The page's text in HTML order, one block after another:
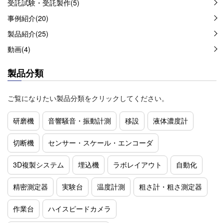
受託試験・受託製作(5)
事例紹介(20)
製品紹介(25)
動画(4)
製品分類
ご覧になりたい製品分類をクリックしてください。
研磨機 音響騒音・振動計測 移設 液体濃度計
切断機 センサー・スケール・エンコーダ
3D複製システム 埋込機 ラボレイアウト 自動化
精密測定器 実験台 温度計測 粗さ計・粗さ測定器
作業台 ハイスピードカメラ